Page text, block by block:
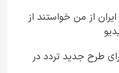
از من خواستند از
طرح جدید تردد در